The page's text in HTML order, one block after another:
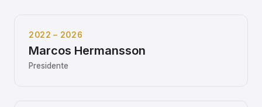
2022 – 2026
Marcos Hermansson
Presidente